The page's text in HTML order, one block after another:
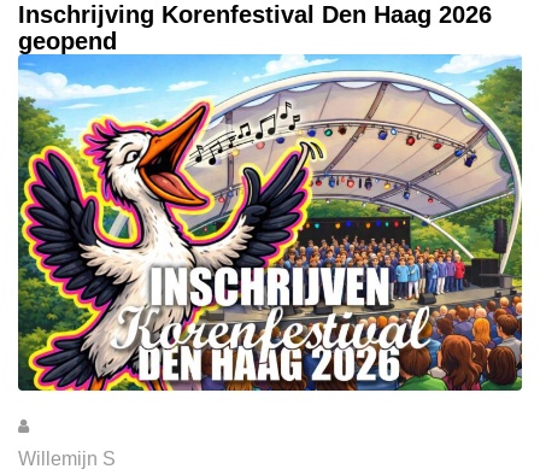
Inschrijving Korenfestival Den Haag 2026
geopend
Willemijn S